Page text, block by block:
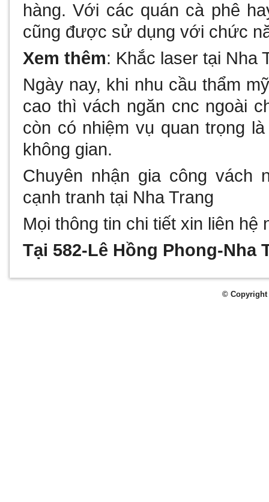
hàng. Với các quán cà phê
cũng được sử dụng với chức
Xem thêm: Khắc laser tại Nha
Ngày nay, khi nhu cầu thẩm
cao thì vách ngăn cnc ngoài
còn có nhiệm vụ quan trọng
không gian.
Chuyên nhận gia côngvách
cạnh tranh tại Nha Trang
Mọi thông tin chi tiết xin liên hệ
Tại 582-Lê Hồng Phong-Nha
© Copyright